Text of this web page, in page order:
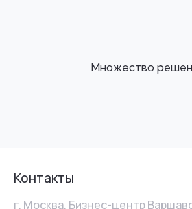
Множество
Контакты
г. Москва, Бизнес-центр